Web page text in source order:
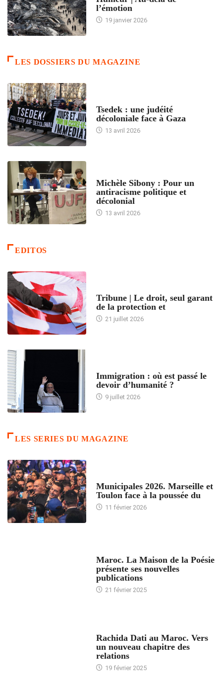
l’émotion
19 janvier 2026
LES DOSSIERS DU MAGAZINE
Tsedek : une judéité
décoloniale face à Gaza
13 avril 2026
Michèle Sibony : Pour un
antiracisme politique et
décolonial
13 avril 2026
EDITOS
Tribune | Le droit, seul garant
de la protection et
21 juillet 2026
Immigration : où est passé le
devoir d’humanité ?
9 juillet 2026
LES SERIES DU MAGAZINE
Municipales 2026. Marseille et
Toulon face à la poussée du
11 février 2026
Maroc. La Maison de la Poésie
présente ses nouvelles
publications
21 février 2025
Rachida Dati au Maroc. Vers
un nouveau chapitre des
relations
19 février 2025